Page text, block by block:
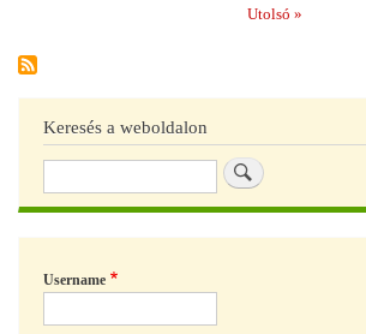
Utolsó
Utolsó »
Keresés a weboldalon
Keresés
Username